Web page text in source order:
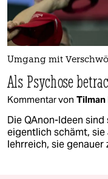
Umgang mit
Als Psychose
Kommentar von Tilman
Die QAnon-Ideen
eigentlich schämt, sie
lehrreich, sie genauer